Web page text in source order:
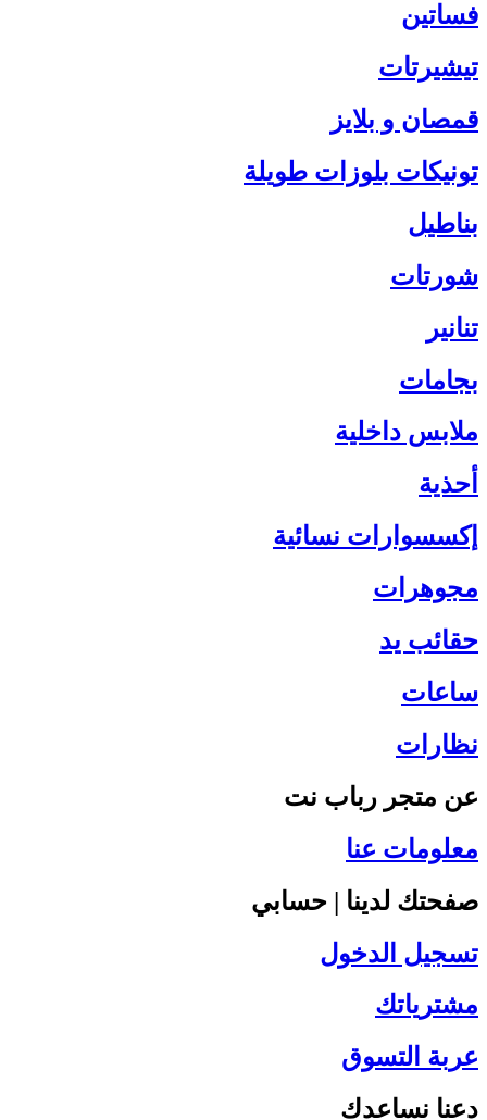
فساتين
تيشيرتات
قمصان و بلايز
تونيكات بلوزات طويلة
بناطيل
شورتات
تنانير
بجامات
ملابس داخلية
أحذية
إكسسوارات نسائية
مجوهرات
حقائب يد
ساعات
نظارات
عن متجر رباب نت
معلومات عنا
صفحتك لدينا | حسابي
تسجيل الدخول
مشترياتك
عربة التسوق
دعنا نساعدك